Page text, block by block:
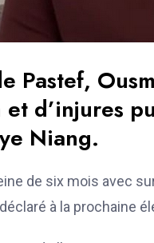
Pastef,
d’injures
Niang.
de six mois avec
à la prochaine